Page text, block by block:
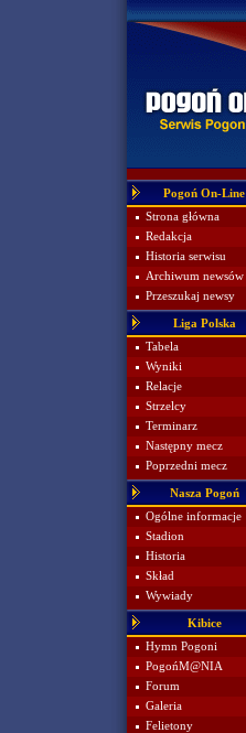
Pogoń On-Line
Strona główna
Redakcja
Historia serwisu
Archiwum newsów
Przeszukaj newsy
Liga Polska
Tabela
Wyniki
Relacje
Strzelcy
Terminarz
Następny mecz
Poprzedni mecz
Nasza Pogoń
Ogólne informacje
Stadion
Historia
Skład
Wywiady
Kibice
Hymn Pogoni
PogońM@NIA
Forum
Galeria
Felietony